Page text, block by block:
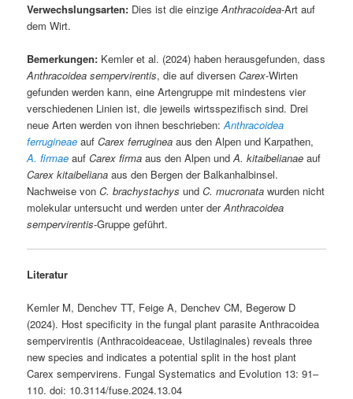
Verwechslungsarten: Dies ist die einzigeAnthracoidea-Art auf
dem Wirt.
Bemerkungen: Kemler et al. (2024) haben herausgefunden, dass
Anthracoidea sempervirentis, die auf diversenCarex-Wirten
gefunden werden kann, eine Artengruppe mit mindestens vier
verschiedenen Linien ist, die jeweils wirtsspezifisch sind. Drei
neue Arten werden von ihnen beschrieben:Anthracoidea
ferrugineae aufCarex ferruginea aus den Alpen und Karpathen,
A. firmae aufCarex firma aus den Alpen undA. kitaibelianae auf
Carex kitaibeliana aus den Bergen der Balkanhalbinsel.
Nachweise vonC. brachystachys undC. mucronata wurden nicht
molekular untersucht und werden unter derAnthracoidea
sempervirentis-Gruppe geführt.
Literatur
Kemler M, Denchev TT, Feige A, Denchev CM, Begerow D
(2024). Host specificity in the fungal plant parasite Anthracoidea
sempervirentis (Anthracoideaceae, Ustilaginales) reveals three
new species and indicates a potential split in the host plant
Carex sempervirens. Fungal Systematics and Evolution 13: 91–
110. doi: 10.3114/fuse.2024.13.04